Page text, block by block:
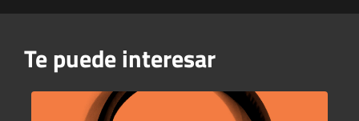
Te puede interesar